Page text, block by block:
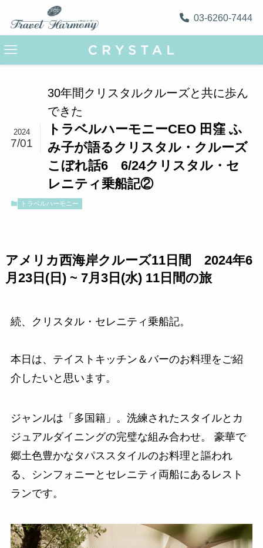
03-6260-7444
30年間クリスタルクルーズと共に歩ん
できた
トラベルハーモニーCEO 田窪 ふ
み子が語るクリスタル・クルーズ
こぼれ話6 6/24クリスタル・セ
レニティ乗船記②
2024
7/01
トラベルハーモニー
アメリカ西海岸クルーズ11日間 2024年6
月23日(日) ~ 7月3日(水) 11日間の旅
続、クリスタル・セレニティ乗船記。
本日は、テイストキッチン＆バーのお料理をご紹
介したいと思います。
ジャンルは「多国籍」。洗練されたスタイルとカ
ジュアルダイニングの完璧な組み合わせ。 豪華で
郷土色豊かなタパススタイルのお料理と謳われ
る、シンフォニーとセレニティ両船にあるレスト
ランです。